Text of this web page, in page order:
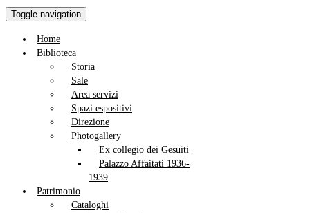
Toggle navigation
Home
Biblioteca
Storia
Sale
Area servizi
Spazi espositivi
Direzione
Photogallery
Ex collegio dei Gesuiti
Palazzo Affaitati 1936-
1939
Patrimonio
Cataloghi